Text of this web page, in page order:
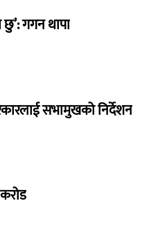
गगन थापा
सभामुखको निर्देशन